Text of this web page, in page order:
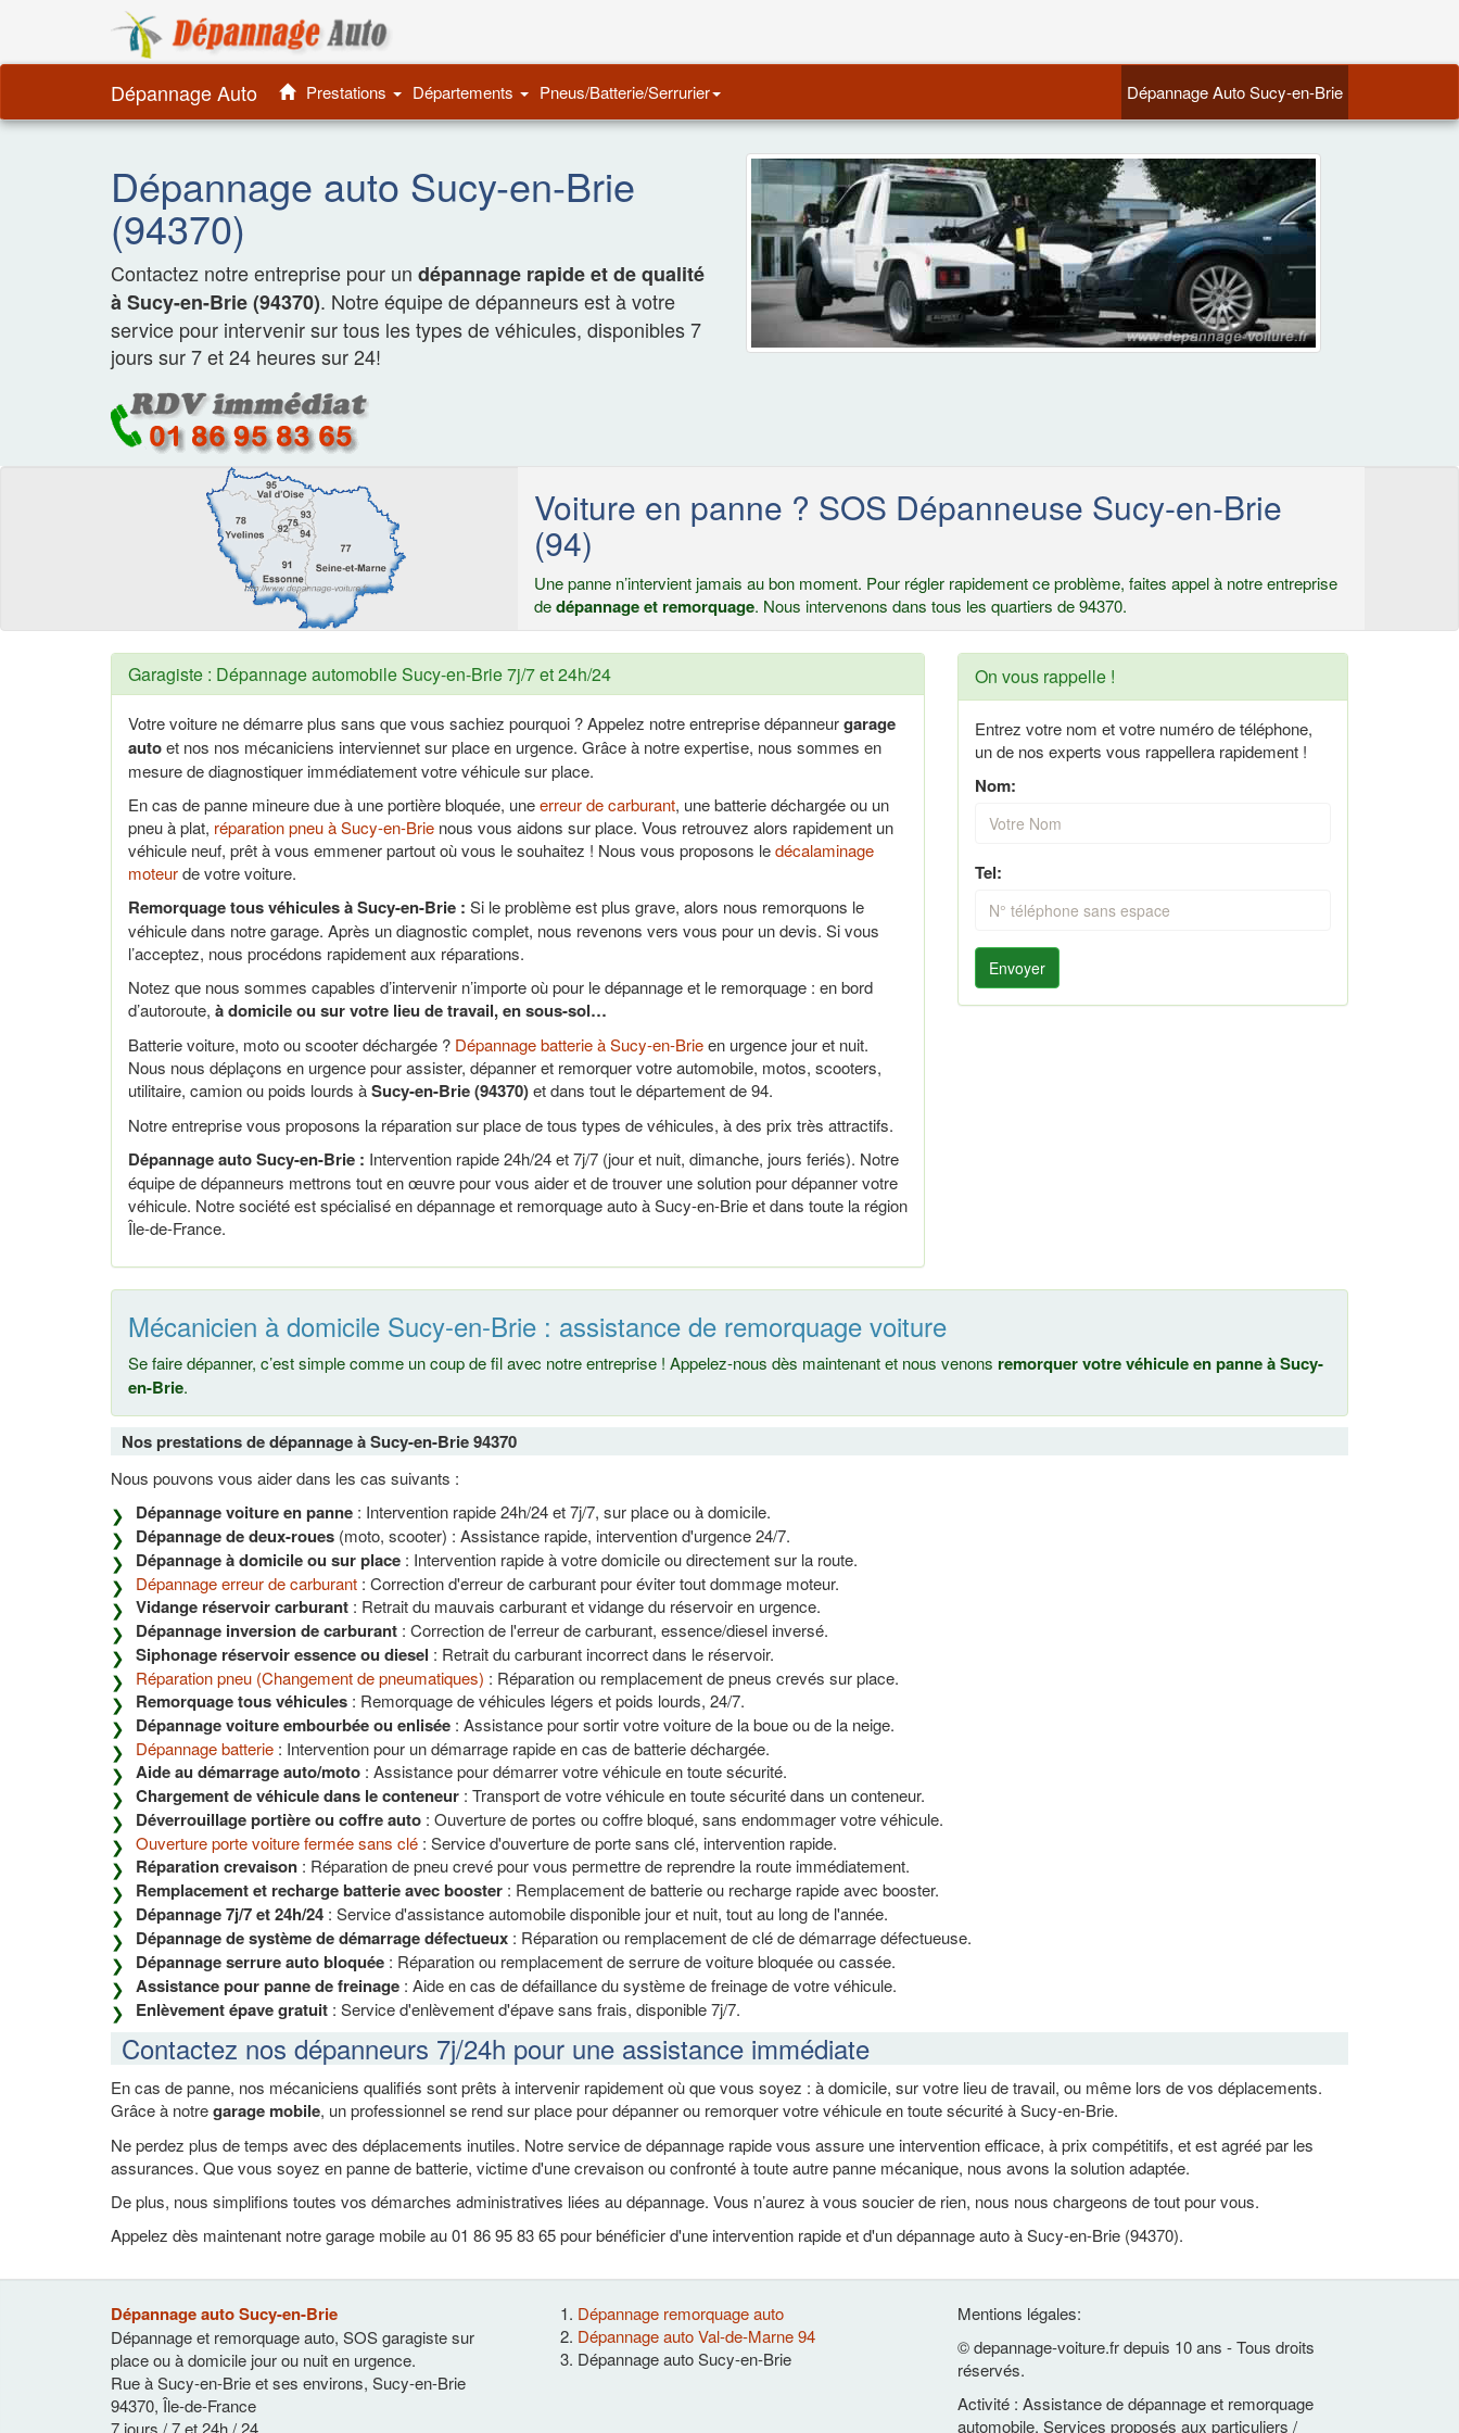
Dépannage Auto Prestations Départements Pneus/Batterie/Serrurier Dépannage Auto Sucy-en-Brie(current)
Dépannage auto Sucy-en-Brie
(94370)
Contactez notre entreprise pour un dépannage rapide et de qualité
à Sucy-en-Brie (94370). Notre équipe de dépanneurs est à votre
service pour intervenir sur tous les types de véhicules, disponibles 7
jours sur 7 et 24 heures sur 24!
Voiture en panne ? SOS Dépanneuse Sucy-en-Brie
(94)
Une panne n’intervient jamais au bon moment. Pour régler rapidement ce problème, faites appel à notre entreprise
dedépannage et remorquage. Nous intervenons dans tous les quartiers de 94370.
Garagiste : Dépannage automobile Sucy-en-Brie 7j/7 et 24h/24
Votre voiture ne démarre plus sans que vous sachiez pourquoi ? Appelez notre entreprise dépanneurgarage
autoet nos nos mécaniciens interviennet sur place en urgence. Grâce à notre expertise, nous sommes en
mesure de diagnostiquer immédiatement votre véhicule sur place.
En cas de panne mineure due à une portière bloquée, uneerreur de carburant, une batterie déchargée ou un
pneu à plat, réparation pneu à Sucy-en-Brie nous vous aidons sur place. Vous retrouvez alors rapidement un
véhicule neuf, prêt à vous emmener partout où vous le souhaitez ! Nous vous proposons ledécalaminage
moteurde votre voiture.
Remorquage tous véhicules à Sucy-en-Brie : Si le problème est plus grave, alors nous remorquons le
véhicule dans notre garage. Après un diagnostic complet, nous revenons vers vous pour un devis. Si vous
l’acceptez, nous procédons rapidement aux réparations.
Notez que nous sommes capables d’intervenir n’importe où pour le dépannage et le remorquage : en bord
d’autoroute, à domicile ou sur votre lieu de travail, en sous-sol…
Batterie voiture, moto ou scooter déchargée ? Dépannage batterie à Sucy-en-Brieen urgence jour et nuit.
Nous nous déplaçons en urgence pour assister, dépanner et remorquer votre automobile, motos, scooters,
utilitaire, camion ou poids lourds àSucy-en-Brie (94370)et dans tout le département de 94.
Notre entreprise vous proposons la réparation sur place de tous types de véhicules, à des prix très attractifs.
Dépannage auto Sucy-en-Brie : Intervention rapide 24h/24 et 7j/7 (jour et nuit, dimanche, jours feriés). Notre
équipe de dépanneurs mettrons tout en œuvre pour vous aider et de trouver une solution pour dépanner votre
véhicule. Notre société est spécialisé en dépannage et remorquage auto à Sucy-en-Brie et dans toute la région
Île-de-France.
On vous rappelle !
Entrez votre nom et votre numéro de téléphone,
un de nos experts vous rappellera rapidement !
Nom:
Tel:
Envoyer
Mécanicien à domicile Sucy-en-Brie : assistance de remorquage voiture
Se faire dépanner, c’est simple comme un coup de fil avec notre entreprise ! Appelez-nous dès maintenant et nous venons remorquer votre véhicule en panne à Sucy-
en-Brie.
Nos prestations de dépannage à Sucy-en-Brie 94370
Nous pouvons vous aider dans les cas suivants :
Dépannage voiture en panne : Intervention rapide 24h/24 et 7j/7, sur place ou à domicile.
Dépannage de deux-roues (moto, scooter) : Assistance rapide, intervention d'urgence 24/7.
Dépannage à domicile ou sur place : Intervention rapide à votre domicile ou directement sur la route.
Dépannage erreur de carburant : Correction d'erreur de carburant pour éviter tout dommage moteur.
Vidange réservoir carburant : Retrait du mauvais carburant et vidange du réservoir en urgence.
Dépannage inversion de carburant : Correction de l'erreur de carburant, essence/diesel inversé.
Siphonage réservoir essence ou diesel : Retrait du carburant incorrect dans le réservoir.
Réparation pneu (Changement de pneumatiques) : Réparation ou remplacement de pneus crevés sur place.
Remorquage tous véhicules : Remorquage de véhicules légers et poids lourds, 24/7.
Dépannage voiture embourbée ou enlisée : Assistance pour sortir votre voiture de la boue ou de la neige.
Dépannage batterie : Intervention pour un démarrage rapide en cas de batterie déchargée.
Aide au démarrage auto/moto : Assistance pour démarrer votre véhicule en toute sécurité.
Chargement de véhicule dans le conteneur : Transport de votre véhicule en toute sécurité dans un conteneur.
Déverrouillage portière ou coffre auto : Ouverture de portes ou coffre bloqué, sans endommager votre véhicule.
Ouverture porte voiture fermée sans clé : Service d'ouverture de porte sans clé, intervention rapide.
Réparation crevaison : Réparation de pneu crevé pour vous permettre de reprendre la route immédiatement.
Remplacement et recharge batterie avec booster : Remplacement de batterie ou recharge rapide avec booster.
Dépannage 7j/7 et 24h/24 : Service d'assistance automobile disponible jour et nuit, tout au long de l'année.
Dépannage de système de démarrage défectueux : Réparation ou remplacement de clé de démarrage défectueuse.
Dépannage serrure auto bloquée : Réparation ou remplacement de serrure de voiture bloquée ou cassée.
Assistance pour panne de freinage : Aide en cas de défaillance du système de freinage de votre véhicule.
Enlèvement épave gratuit : Service d'enlèvement d'épave sans frais, disponible 7j/7.
Contactez nos dépanneurs 7j/24h pour une assistance immédiate
En cas de panne, nos mécaniciens qualifiés sont prêts à intervenir rapidement où que vous soyez : à domicile, sur votre lieu de travail, ou même lors de vos déplacements.
Grâce à notregarage mobile, un professionnel se rend sur place pour dépanner ou remorquer votre véhicule en toute sécurité à Sucy-en-Brie.
Ne perdez plus de temps avec des déplacements inutiles. Notre service de dépannage rapide vous assure une intervention efficace, à prix compétitifs, et est agréé par les
assurances. Que vous soyez en panne de batterie, victime d'une crevaison ou confronté à toute autre panne mécanique, nous avons la solution adaptée.
De plus, nous simplifions toutes vos démarches administratives liées au dépannage. Vous n’aurez à vous soucier de rien, nous nous chargeons de tout pour vous.
Appelez dès maintenant notre garage mobile au 01 86 95 83 65 pour bénéficier d'une intervention rapide et d'un dépannage auto à Sucy-en-Brie (94370).
Dépannage auto Sucy-en-Brie
Dépannage et remorquage auto, SOS garagiste sur
place ou à domicile jour ou nuit en urgence.
Rue à Sucy-en-Brie et ses environs, Sucy-en-Brie
94370, Île-de-France
7 jours / 7 et 24h / 24
Dépannage remorquage auto
Dépannage auto Val-de-Marne 94
Dépannage auto Sucy-en-Brie
Mentions légales:
© depannage-voiture.fr depuis 10 ans - Tous droits
réservés.
Activité : Assistance de dépannage et remorquage
automobile. Services proposés aux particuliers /